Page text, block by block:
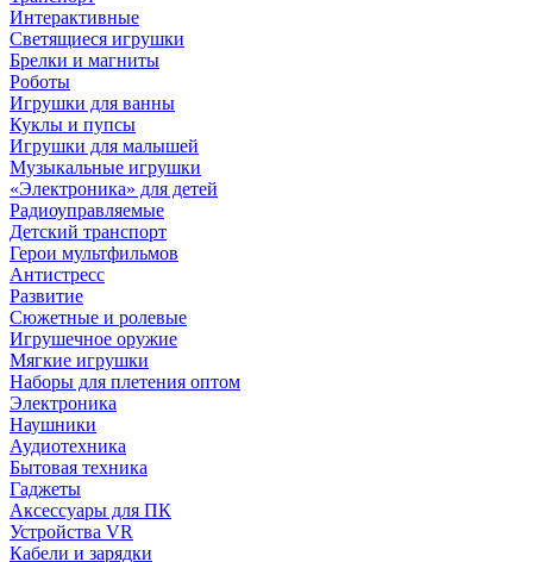
Интерактивные
Светящиеся игрушки
Брелки и магниты
Роботы
Игрушки для ванны
Куклы и пупсы
Игрушки для малышей
Музыкальные игрушки
«Электроника» для детей
Радиоуправляемые
Детский транспорт
Герои мультфильмов
Антистресс
Развитие
Сюжетные и ролевые
Игрушечное оружие
Мягкие игрушки
Наборы для плетения оптом
Электроника
Наушники
Аудиотехника
Бытовая техника
Гаджеты
Аксессуары для ПК
Устройства VR
Кабели и зарядки